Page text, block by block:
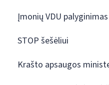
Įmonių VDU palyginimas
STOP šešėliui
Krašto apsaugos